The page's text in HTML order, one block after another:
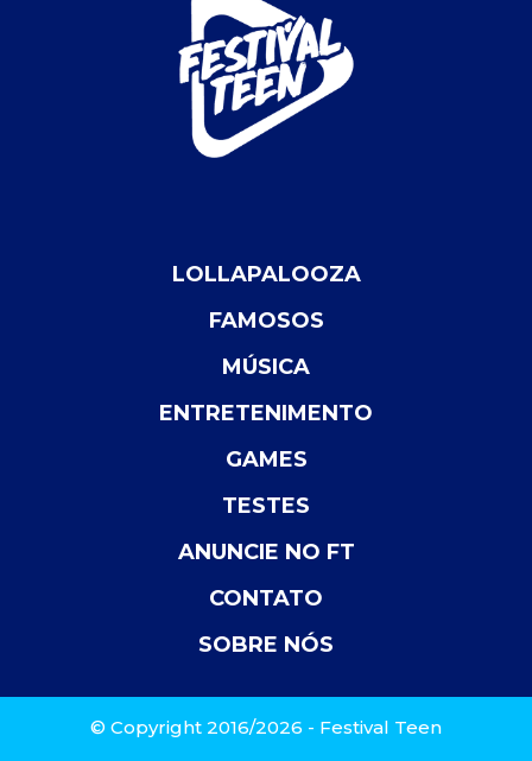
LOLLAPALOOZA
FAMOSOS
MÚSICA
ENTRETENIMENTO
GAMES
TESTES
ANUNCIE NO FT
CONTATO
SOBRE NÓS
© Copyright 2016/2026 - Festival Teen